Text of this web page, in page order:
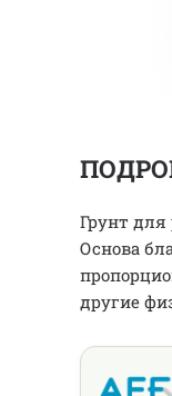
Грунт
Основа
другие